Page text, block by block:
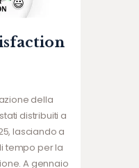
della
distribuiti a
lasciando a
tempo per la
A gennaio